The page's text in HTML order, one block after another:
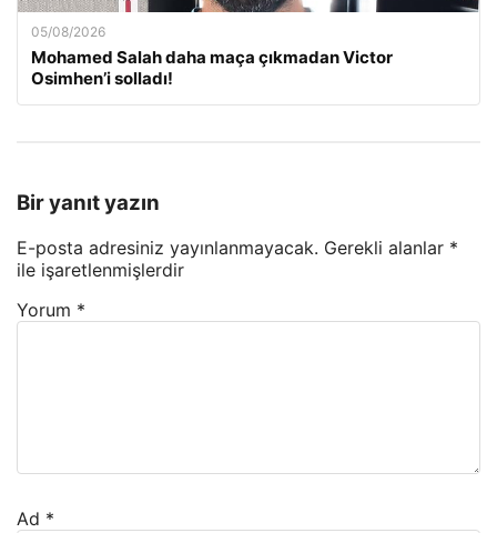
05/08/2026
Mohamed Salah daha maça çıkmadan Victor
Osimhen’i solladı!
Bir yanıt yazın
E-posta adresiniz yayınlanmayacak. Gerekli alanlar *
ile işaretlenmişlerdir
Yorum *
Ad *